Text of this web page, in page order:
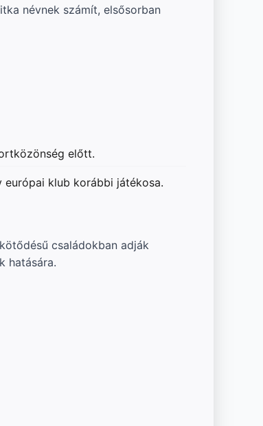
névnek számít, elsősorban
előtt.
klub korábbi játékosa.
családokban adják
hatására.